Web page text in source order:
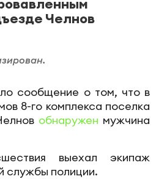
Челнов
сообщение о том, что в
8-го комплекса поселка
обнаружен мужчина
выехал экипаж
службы полиции.